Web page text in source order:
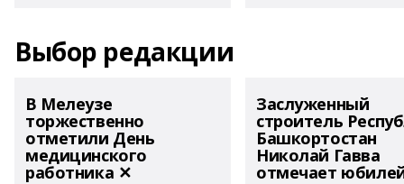
Выбор редакции
В Мелеузе
торжественно
отметили День
медицинского
работника ✕
Заслуженный
строитель
Башкортостан
Николай Гавва
отмечает